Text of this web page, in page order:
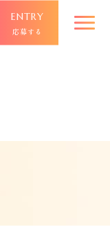
ENTRY
応募する